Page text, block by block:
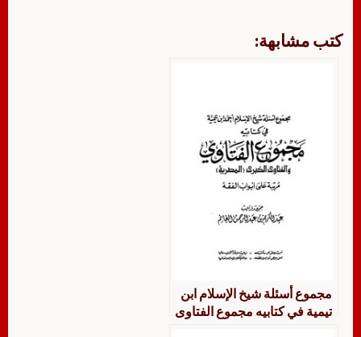
كتب مشابهة:
مجموع أسئلة شيخ الإسلام ابن
تيمية في كتابيه مجموع الفتاوى